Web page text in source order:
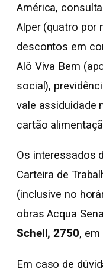
América,
Alper (quatro por
descontos em
Alô Viva Bem
social),
vale assiduidade
cartão
Os interessados
Carteira de
(inclusive no
obras Acqua
Schell, 2750, em
Em caso de